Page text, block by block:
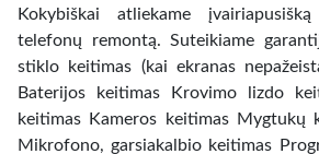
Kokybiškai atliekame
telefonų remontą. Suteikiame
stiklo keitimas (kai ekranas
Baterijos keitimas Krovimo lizdo
keitimas Kameros keitimas Mygtukų
Mikrofono, garsiakalbio keitimas